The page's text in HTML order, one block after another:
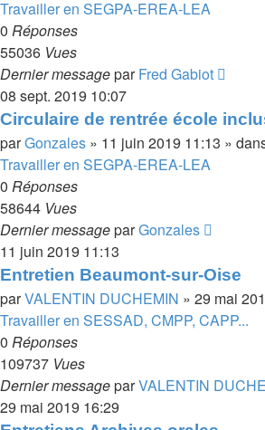
Travailler en SEGPA-EREA-LEA
0 Réponses
55036 Vues
Dernier messageparFred Gabiot
08 sept. 2019 10:07
Circulaire de rentrée école
parGonzales » 11 juin 2019 11:13 »
Travailler en SEGPA-EREA-LEA
0 Réponses
58644 Vues
Dernier messageparGonzales
11 juin 2019 11:13
Entretien Beaumont-sur-Oise
parVALENTIN DUCHEMIN » 29 mai
Travailler en SESSAD, CMPP, CAPP...
0 Réponses
109737 Vues
Dernier messageparVALENTIN
29 mai 2019 16:29